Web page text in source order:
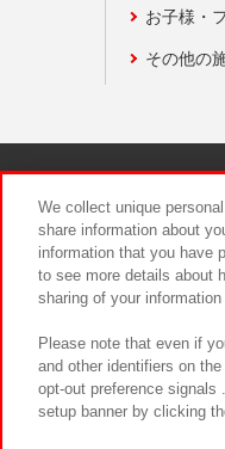
お子様・
その他の
We collect unique
share information about
information that you have
to see more details about
sharing of your
Please note that even if
and other identifiers on
opt-out preference signals
setup banner by clicking